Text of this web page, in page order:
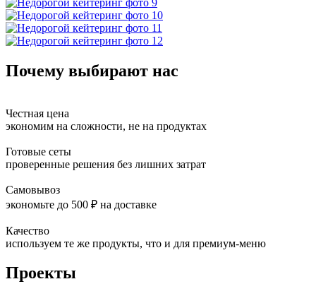
Почему выбирают нас
Честная цена
экономим на сложности, не на продуктах
Готовые сеты
проверенные решения без лишних затрат
Самовывоз
экономьте до 500 ₽ на доставке
Качество
используем те же продукты, что и для премиум-меню
Проекты